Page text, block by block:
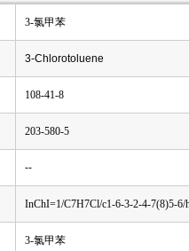
3-氯甲苯
3-Chlorotoluene
108-41-8
203-580-5
--
InChI=1/C7H7Cl/c1-6-3-2-4-7(8)5-6/
3-氯甲苯